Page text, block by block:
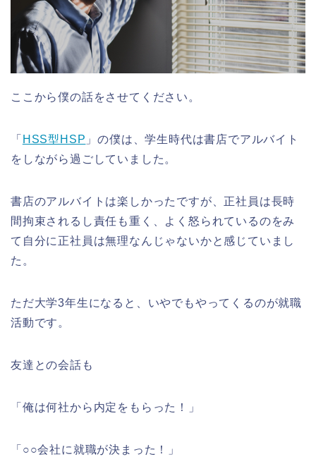
ここから僕の話をさせてください。
「 HSS型HSP 」の僕は、学生時代は書店でアルバイト
をしながら過ごしていました。
書店のアルバイトは楽しかったですが、正社員は長時
間拘束されるし責任も重く、よく怒られているのをみ
て自分に正社員は無理なんじゃないかと感じていまし
た。
ただ大学3年生になると、いやでもやってくるのが就職
活動です。
友達との会話も
「俺は何社から内定をもらった！」
「○○会社に就職が決まった！」